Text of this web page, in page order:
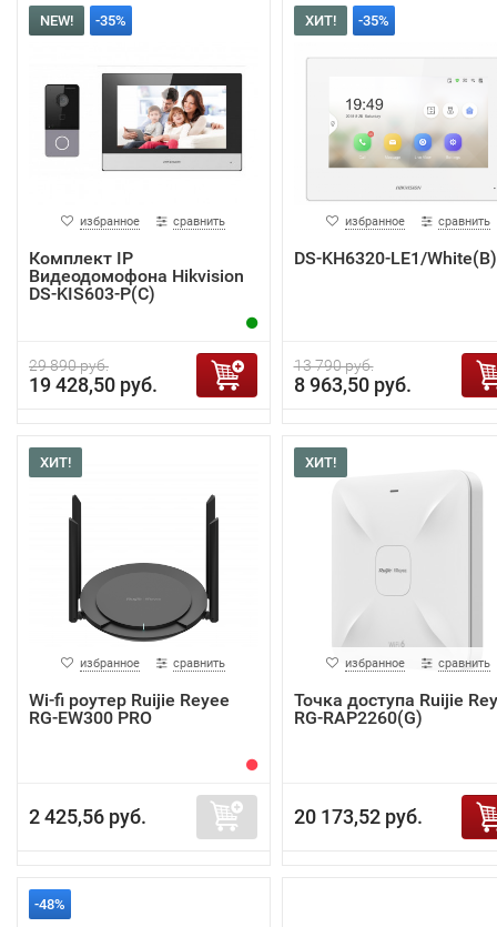
NEW! -35%
избранное сравнить
Комплект IP
Видеодомофона Hikvision
DS-KIS603-P(C)
29 890 руб.
19 428,50 руб.
ХИТ! -35%
избранное сравнить
DS-KH6320-LE1/White(B)
13 790 руб.
8 963,50 руб.
ХИТ!
избранное сравнить
Wi-fi роутер Ruijie Reyee
RG-EW300 PRO
2 425,56 руб.
ХИТ!
избранное сравнить
Точка доступа Ruijie
RG-RAP2260(G)
20 173,52 руб.
-48%